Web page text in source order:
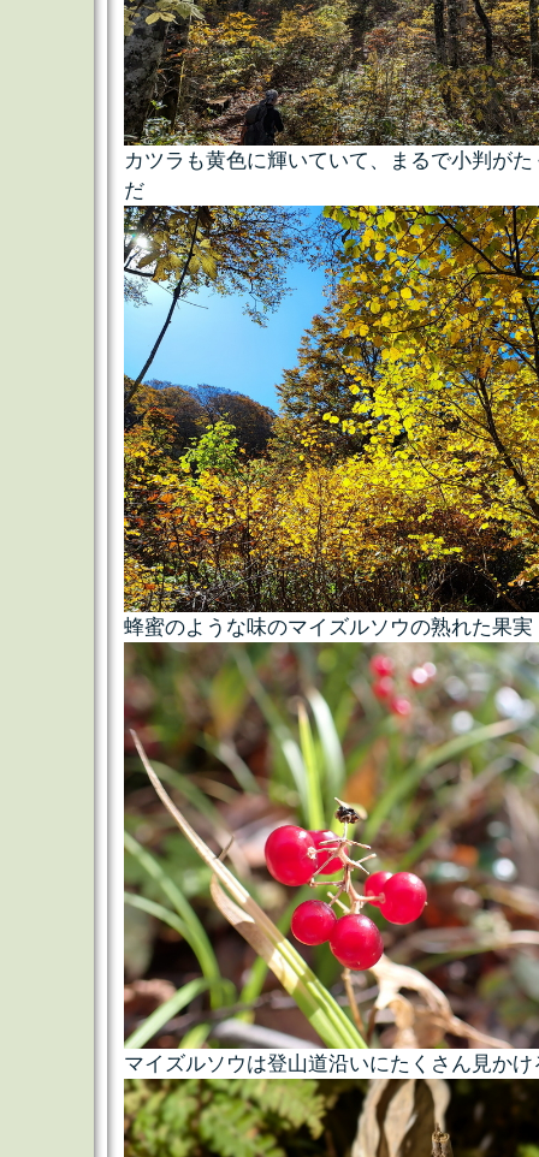
カツラも黄色に輝いていて、まるで小判が
だ
蜂蜜のような味のマイズルソウの熟れた果実
マイズルソウは登山道沿いにたくさん見かけ